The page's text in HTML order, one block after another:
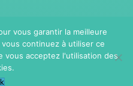
Burnout.Tous droits
vos soins. Pour
vous garantir la meilleure
continuez à utiliser ce
vous acceptez l'utilisation des